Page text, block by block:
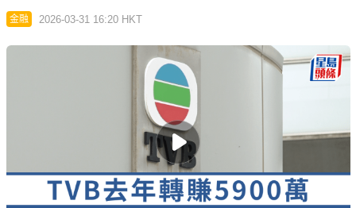
金融 2026-03-31 16:20 HKT